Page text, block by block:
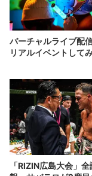
バーチャルライブ配
リアルイベントして
「RIZIN広島大会」